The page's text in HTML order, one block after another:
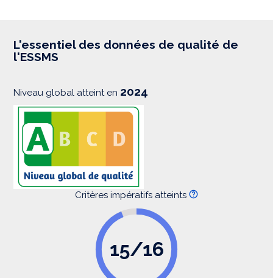
s
i
L'essentiel des données de qualité de
l'ESSMS
Niveau global atteint en 2024
Critères impératifs atteints
15/16